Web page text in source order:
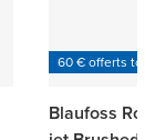
60 € offerts
Blaufoss